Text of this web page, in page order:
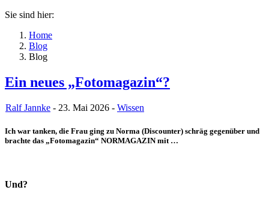
Sie sind hier:
Home
Blog
Blog
Ein neues „Fotomagazin“?
Ralf Jannke - 23. Mai 2026 - Wissen
Ich war tanken, die Frau ging zu Norma (Discounter) schräg gegenüber und
brachte das „Fotomagazin“ NORMAGAZIN mit …
Und?